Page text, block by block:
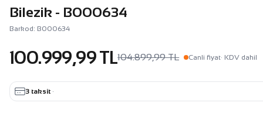
Bilezik - B000634
Barkod: B000634
100.999,99 TL104.899,99 TL Canli fiyat· KDV dahil
3 taksit ·